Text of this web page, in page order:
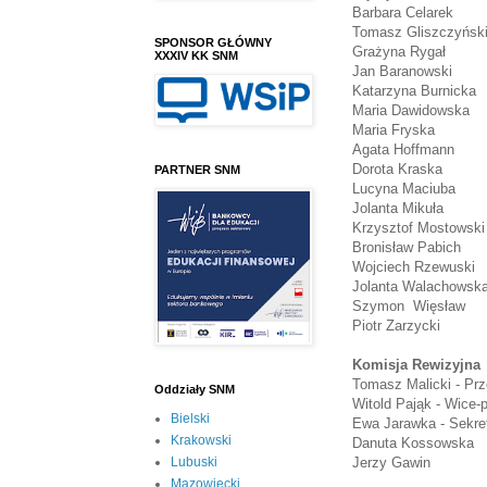
Barbara Celarek
Tomasz Gliszczyński
Grażyna Rygał
Jan Baranowski
Katarzyna Burnicka
Maria Dawidowska
Maria Fryska
Agata Hoffmann
Dorota Kraska
Lucyna Maciuba
Jolanta Mikuła
Krzysztof Mostowski
Bronisław Pabich
Wojciech Rzewuski
Jolanta
Szymon Więsław
Piotr Zarzycki
Komisja Rewizyjna
Tomasz Malicki -
Witold Pająk - Wice-
Ewa Jarawka -
Danuta Kossowska
Jerzy Gawin
SPONSOR GŁÓWNY
XXXIV KK SNM
PARTNER SNM
Oddziały SNM
Bielski
Krakowski
Lubuski